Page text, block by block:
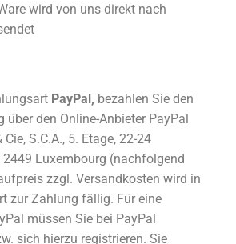
wird von uns direkt nach
PayPal, bezahlen Sie den
über den Online-Anbieter PayPal
Cie, S.C.A., 5. Etage, 22-24
2449 Luxembourg (nachfolgend
zzgl. Versandkosten wird in
zur Zahlung fällig. Für eine
müssen Sie bei PayPal
sich hierzu registrieren. Sie